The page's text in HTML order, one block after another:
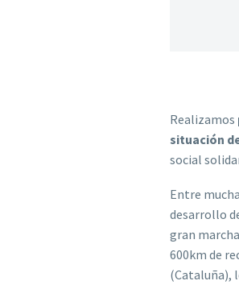
Realizamos
situación
social
Entre
desarrollo
gran
600km de
(Cataluña),